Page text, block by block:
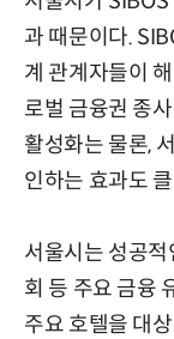
과 때문이다.
계 관계자들이
로벌 금융권 종
활성화는 물론,
인하는 효과도
서울시는 성공
회 등 주요 금융
주요 호텔을 대